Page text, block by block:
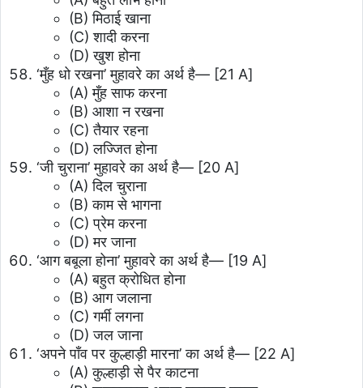
(B) मिठाई खाना
(C) शादी करना
(D) खुश होना
‘मुँह धो रखना’ मुहावरे का अर्थ है— [21 A]
(A) मुँह साफ करना
(B) आशा न रखना
(C) तैयार रहना
(D) लज्जित होना
‘जी चुराना’ मुहावरे का अर्थ है— [20 A]
(A) दिल चुराना
(B) काम से भागना
(C) प्रेम करना
(D) मर जाना
‘आग बबूला होना’ मुहावरे का अर्थ है— [19 A]
(A) बहुत क्रोधित होना
(B) आग जलाना
(C) गर्मी लगना
(D) जल जाना
‘अपने पाँव पर कुल्हाड़ी मारना’ का अर्थ है— [22 A]
(A) कुल्हाड़ी से पैर काटना